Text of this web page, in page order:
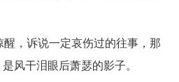
，诉说一定哀伤过的往事，那
风干泪眼后萧瑟的影子。